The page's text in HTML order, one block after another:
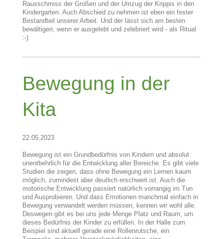
Rausschmiss der Großen und der Umzug der Krippis in den
Kindergarten. Auch Abschied zu nehmen ist eben ein fester
Bestandteil unserer Arbeit. Und der lässt sich am besten
bewältigen, wenn er ausgelebt und zelebriert wird - als Ritual
:-)
Bewegung in der
Kita
22.05.2023
Bewegung ist ein Grundbedürfnis von Kindern und absolut
unentbehrlich für die Entwicklung aller Bereiche. Es gibt viele
Studien die zeigen, dass ohne Bewegung ein Lernen kaum
möglich, zumindest aber deutlich erschwert ist. Auch die
motorische Entwicklung passiert natürlich vorrangig im Tun
und Ausprobieren. Und dass Emotionen manchmal einfach in
Bewegung verwandelt werden müssen, kennen wir wohl alle.
Deswegen gibt es bei uns jede Menge Platz und Raum, um
dieses Bedürfnis der Kinder zu erfüllen. In der Halle zum
Beispiel sind aktuell gerade eine Rollenrutsche, ein